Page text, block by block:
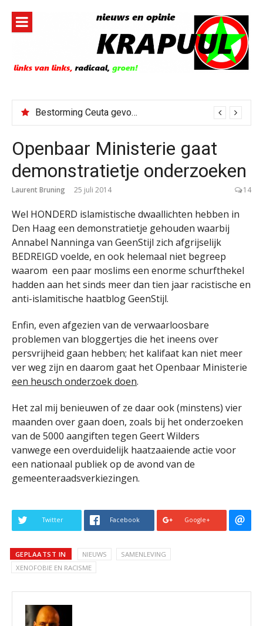
inhoud
Reggaeklassieker du jour: Revolution
Openbaar Ministerie gaat
demonstratietje onderzoeken
Laurent Bruning 25 juli 2014 14
Wel HONDERD islamistische dwaallichten hebben in
Den Haag een demonstratietje gehouden waarbij
Annabel Nanninga van GeenStijl zich afgrijselijk
BEDREIGD voelde, en ook helemaal niet begreep
waarom een paar moslims een enorme schurfthekel
hadden aan het sinds meer dan tien jaar racistische en
anti-islamitische haatblog GeenStijl.
Enfin, even afgezien van de verwaarloosbare
problemen van bloggertjes die het ineens over
persvrijheid gaan hebben; het kalifaat kan niet meer
ver weg zijn en daarom gaat het Openbaar Ministerie
een heusch onderzoek doen.
Het zal mij benieuwen of ze daar ook (minstens) vier
maanden over gaan doen, zoals bij het onderzoeken
van de 5000 aangiften tegen Geert Wilders
vanwege een overduidelijk haatzaaiende actie voor
een nationaal publiek op de avond van de
gemeenteraadsverkiezingen.
Twitter Facebook Google+
GEPLAATST IN NIEUWS
SAMENLEVING
XENOFOBIE EN RACISME